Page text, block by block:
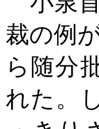
裁の例
ら随分
れた。